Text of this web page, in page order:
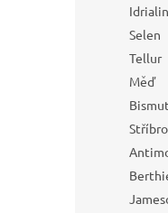
Idrialin
Selen
Tellur
Měď
Bismut
Stříbro